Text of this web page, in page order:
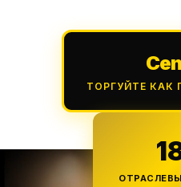
ТОРГУЙТЕ КАК